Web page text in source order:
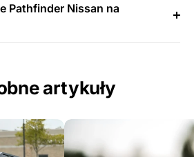
Pathfinder Nissan na
artykuły